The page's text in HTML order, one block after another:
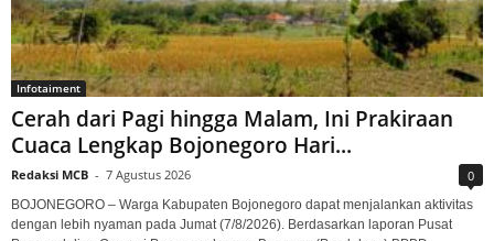
Infotaiment
Cerah dari Pagi hingga Malam, Ini Prakiraan
Cuaca Lengkap Bojonegoro Hari...
Redaksi MCB - 7 Agustus 2026 0
BOJONEGORO – Warga Kabupaten Bojonegoro dapat menjalankan aktivitas
dengan lebih nyaman pada Jumat (7/8/2026). Berdasarkan laporan Pusat